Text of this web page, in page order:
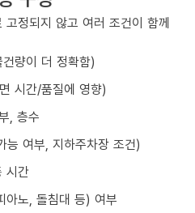
고정되지 않고 여러 조건이 함께
량이 더 정확함)
시간/품질에 영향)
, 층수
여부, 지하주차장 조건)
시간
아노, 돌침대 등) 여부